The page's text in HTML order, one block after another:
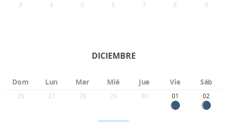
3 4 5 6 7 8 9
DICIEMBRE
Dom Lun Mar Mié Jue Vie Sáb
26 27 28 29 30 01 02